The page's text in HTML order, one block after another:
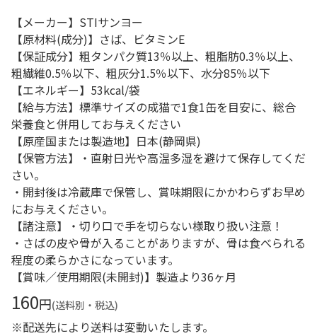
【メーカー】STIサンヨー
【原材料(成分)】さば、ビタミンE
【保証成分】粗タンパク質13％以上、粗脂肪0.3％以上、
粗繊維0.5％以下、粗灰分1.5％以下、水分85％以下
【エネルギー】53kcal/袋
【給与方法】標準サイズの成猫で1食1缶を目安に、総合
栄養食と併用してお与えください
【原産国または製造地】日本(静岡県)
【保管方法】・直射日光や高温多湿を避けて保存してくだ
さい。
・開封後は冷蔵庫で保管し、賞味期限にかかわらずお早め
にお与えください。
【諸注意】・切り口で手を切らない様取り扱い注意！
・さばの皮や骨が入ることがありますが、骨は食べられる
程度の柔らかさになっています。
【賞味／使用期限(未開封)】製造より36ヶ月
160円(送料別・税込)
※配送先により送料は変動いたします。